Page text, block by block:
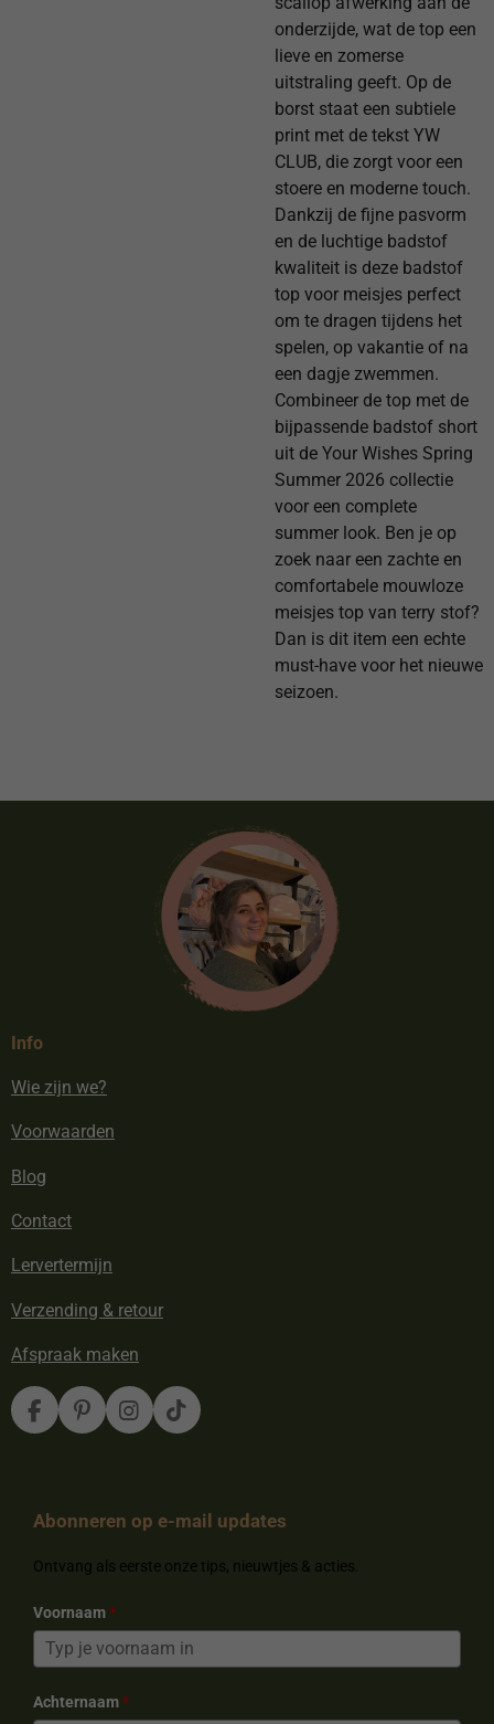
onderzijde, wat de top een
lieve en zomerse
uitstraling geeft. Op de
borst staat een subtiele
print met de tekst YW
CLUB, die zorgt voor een
stoere en moderne touch.
Dankzij de fijne pasvorm
en de luchtige badstof
kwaliteit is deze badstof
top voor meisjes perfect
om te dragen tijdens het
spelen, op vakantie of na
een dagje zwemmen.
Combineer de top met de
bijpassende badstof short
uit de Your Wishes Spring
Summer 2026 collectie
voor een complete
summer look. Ben je op
zoek naar een zachte en
comfortabele mouwloze
meisjes top van terry stof?
Dan is dit item een echte
must-have voor het nieuwe
seizoen.
Info
Wie zijn we?
Voorwaarden
Blog
Contact
Lervertermijn
Verzending & retour
Afspraak maken
F
a
o
k
P
i
r
s
I
n
g
a
T
i
k
Abonneren op e-mail updates
Ontvang als eerste onze tips, nieuwtjes & acties.
Voornaam*
Achternaam*